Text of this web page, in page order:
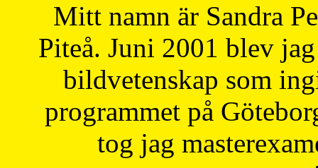
Mitt namn är Sandra
Piteå. Juni 2001 blev
bildvetenskap som
programmet på
tog jag